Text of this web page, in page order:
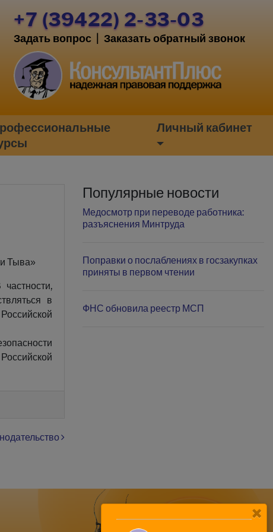
+7 (39422) 2-33-03
Задать вопрос Заказать обратный звонок
Личный кабинет
Тыва»
в
Популярные новости
Медосмотр при переводе работника:
разъяснения Минтруда
Поправки о послаблениях в госзакупках
приняты в первом чтении
ФНС обновила реестр МСП